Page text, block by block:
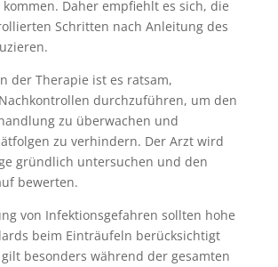
Daher empfiehlt es sich, die
Schritten nach Anleitung des
der Therapie ist es ratsam,
durchzuführen, um den
zu überwachen und
zu verhindern. Der Arzt wird
gründlich untersuchen und den
bewerten.
von Infektionsgefahren sollten hohe
beim Einträufeln berücksichtigt
besonders während der gesamten